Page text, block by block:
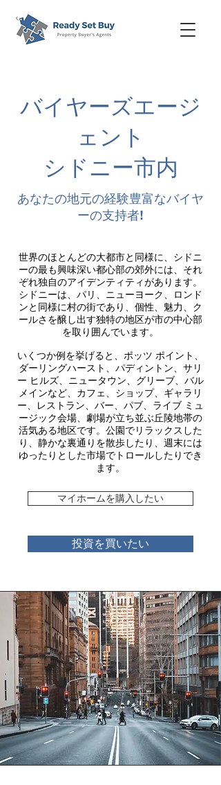
バイヤーズエージ
ェント
シドニー市内
あなたの地元の経験豊富なバイヤ
ーの支持者!
世界のほとんどの大都市と同様に、シドニ
ーの最も興味深い都心部の郊外には、それ
ぞれ独自のアイデンティティがあります。
シドニーは、パリ、ニューヨーク、ロンド
ンと同様に村の街であり、個性、魅力、ク
ールさを醸し出す独特の地区が市の中心部
を取り囲んでいます。
いくつか例を挙げると、ポッツ ポイント、
ダーリングハースト、パディントン、サリ
ー ヒルズ、ニュータウン、グリーブ、バル
メインなど、カフェ、ショップ、ギャラリ
ー、レストラン、バー、パブ、ライブ ミュ
ージック会場、劇場が立ち並ぶ丘陵地帯の
活気ある地区です。公園でリラックスした
り、静かな裏通りを散歩したり、週末には
ゆったりとした市場でトロールしたりでき
ます。
マイホームを購入したい
投資を買いたい